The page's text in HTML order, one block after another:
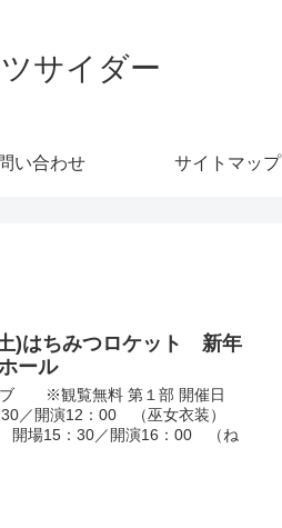
サイダー
い合わせ サイトマップ
)はちみつロケット 新年
ール
ブ ※観覧無料 第１部 開催日
／開演12：00 （巫女衣装）
場15：30／開演16：00 （ね